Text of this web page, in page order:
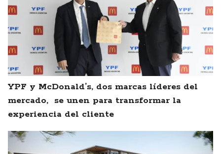
YPF y McDonald’s, dos marcas líderes del
mercado, se unen para transformar la
experiencia del cliente